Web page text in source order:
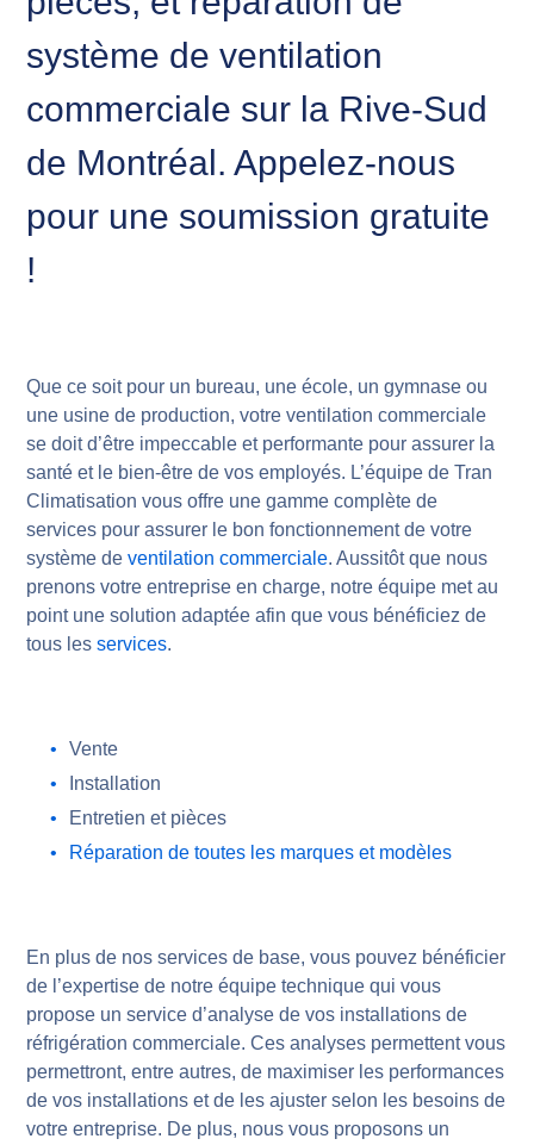
système de ventilation
commerciale sur la Rive-Sud
de Montréal. Appelez-nous
pour une soumission gratuite
!
Que ce soit pour un bureau, une école, un gymnase ou
une usine de production, votre ventilation commerciale
se doit d’être impeccable et performante pour assurer la
santé et le bien-être de vos employés. L’équipe de Tran
Climatisation vous offre une gamme complète de
services pour assurer le bon fonctionnement de votre
système deventilation commerciale. Aussitôt que nous
prenons votre entreprise en charge, notre équipe met au
point une solution adaptée afin que vous bénéficiez de
tous lesservices.
Vente
Installation
Entretien et pièces
Réparation de toutes les marques et modèles
En plus de nos services de base, vous pouvez bénéficier
de l’expertise de notre équipe technique qui vous
propose un service d’analyse de vos installations de
réfrigération commerciale. Ces analyses permettent vous
permettront, entre autres, de maximiser les performances
de vos installations et de les ajuster selon les besoins de
votre entreprise. De plus, nous vous proposons un